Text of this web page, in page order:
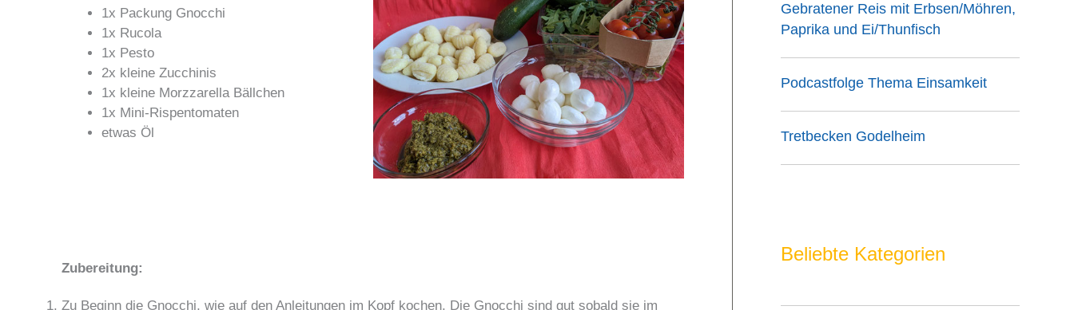
1x Packung Gnocchi
1x Rucola
1x Pesto
2x kleine Zucchinis
1x kleine Morzzarella Bällchen
1x Mini-Rispentomaten
etwas Öl
Zubereitung:
Zu Beginn die Gnocchi, wie auf den Anleitungen im Kopf kochen. Die Gnocchi sind gut sobald sie im
Gebratener Reis mit Erbsen/Möhren,
Paprika und Ei/Thunfisch
Podcastfolge Thema Einsamkeit
Tretbecken Godelheim
Beliebte Kategorien